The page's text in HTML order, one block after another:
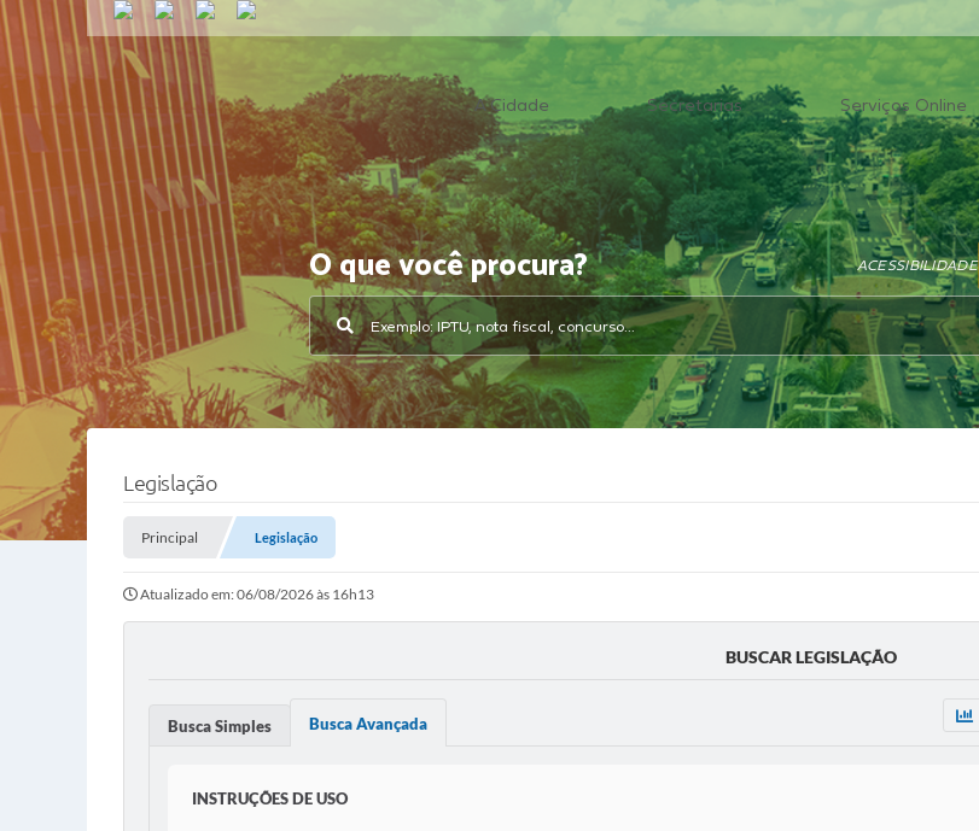
A Cidade Secretarias Serviços Online
O que você procura? ACESSIBILIDADE
Legislação
Principal Legislação
Atualizado em: 06/08/2026 às 16h13
BUSCAR LEGISLAÇÃO
Busca Simples Busca Avançada
INSTRUÇÕES DE USO